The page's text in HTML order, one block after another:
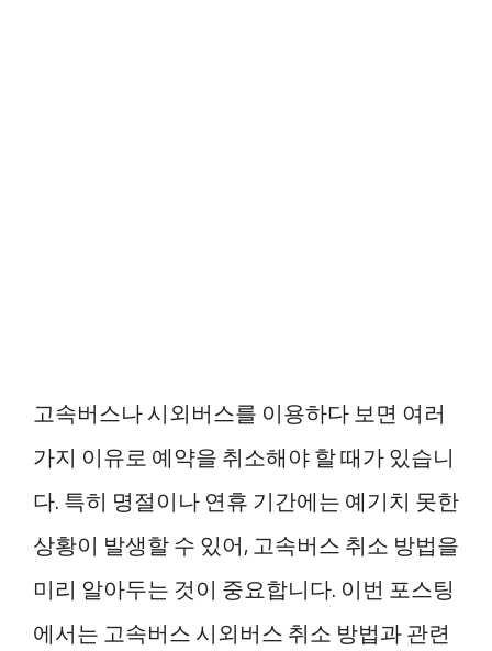
고속버스나 시외버스를 이용하다 보면 여러
가지 이유로 예약을 취소해야 할 때가 있습니
다. 특히 명절이나 연휴 기간에는 예기치 못한
상황이 발생할 수 있어, 고속버스 취소 방법을
미리 알아두는 것이 중요합니다. 이번 포스팅
에서는 고속버스 시외버스 취소 방법과 관련